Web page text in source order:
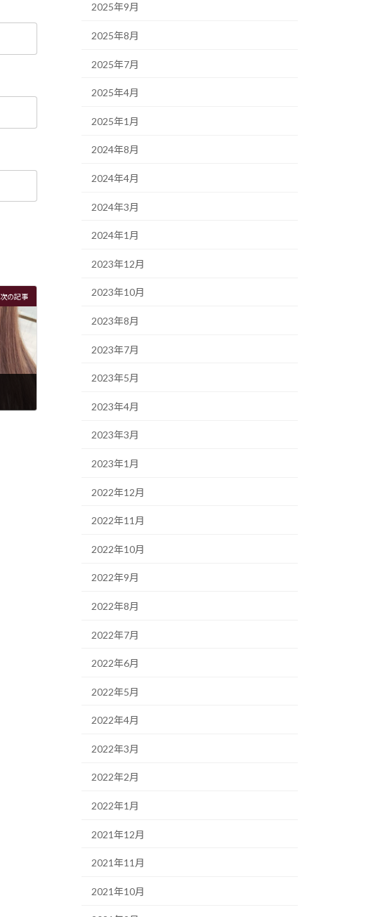
次の記事
2025年9月
2025年8月
2025年7月
2025年4月
2025年1月
2024年8月
2024年4月
2024年3月
2024年1月
2023年12月
2023年10月
2023年8月
2023年7月
2023年5月
2023年4月
2023年3月
2023年1月
2022年12月
2022年11月
2022年10月
2022年9月
2022年8月
2022年7月
2022年6月
2022年5月
2022年4月
2022年3月
2022年2月
2022年1月
2021年12月
2021年11月
2021年10月